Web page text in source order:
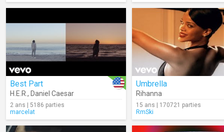
Best Part
H.E.R. , Daniel Caesar
2 ans | 5186 parties
marcelat
Umbrella
Rihanna
15 ans | 170721 parties
RmSki